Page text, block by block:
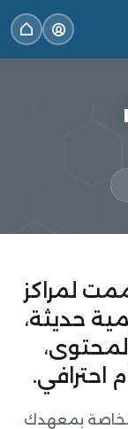
لمراكز
حديثة،
الخاصة بمعهدك